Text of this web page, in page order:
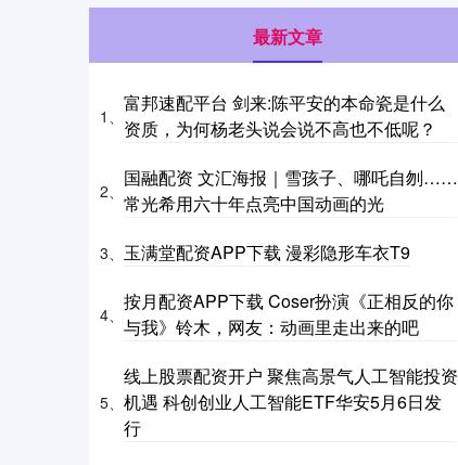
最新文章
1、
富邦速配平台 剑来:陈平安的本命瓷是什么
资质，为何杨老头说会说不高也不低呢？
2、
国融配资 文汇海报｜雪孩子、哪吒自刎……
常光希用六十年点亮中国动画的光
3、 玉满堂配资APP下载 漫彩隐形车衣T9
4、
按月配资APP下载 Coser扮演《正相反的你
与我》铃木，网友：动画里走出来的吧
5、
线上股票配资开户 聚焦高景气人工智能投资
机遇 科创创业人工智能ETF华安5月6日发
行